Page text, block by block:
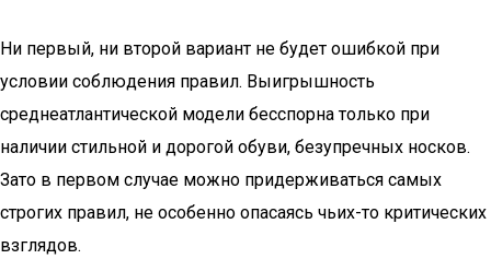
Ни первый, ни второй вариант не будет ошибкой при
условии соблюдения правил. Выигрышность
среднеатлантической модели бесспорна только при
наличии стильной и дорогой обуви, безупречных носков.
Зато в первом случае можно придерживаться самых
строгих правил, не особенно опасаясь чьих-то критических
взглядов.